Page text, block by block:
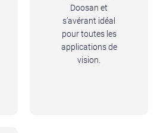
Doosan et
s’avérant idéal
pour toutes les
applications de
vision.